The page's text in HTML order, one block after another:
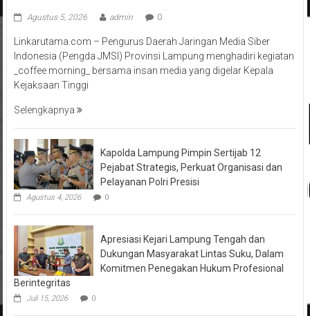
Agustus 5, 2026 admin 0
Linkarutama.com – Pengurus Daerah Jaringan Media Siber
Indonesia (Pengda JMSI) Provinsi Lampung menghadiri kegiatan
_coffee morning_ bersama insan media yang digelar Kepala
Kejaksaan Tinggi
Selengkapnya
Kapolda Lampung Pimpin Sertijab 12
Pejabat Strategis, Perkuat Organisasi dan
Pelayanan Polri Presisi
Agustus 4, 2026 0
Apresiasi Kejari Lampung Tengah dan
Dukungan Masyarakat Lintas Suku, Dalam
Komitmen Penegakan Hukum Profesional
Berintegritas
Juli 15, 2026 0